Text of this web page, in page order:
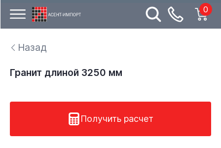
0
Назад
Гранит длиной 3250 мм
Получить расчет